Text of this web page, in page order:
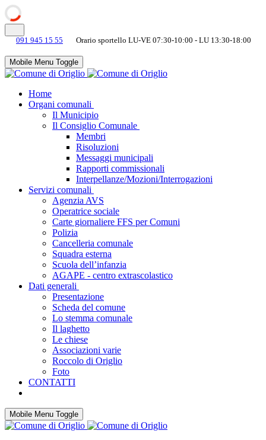
091 945 15 55 Orario sportello LU-VE 07:30-10:00 - LU 13:30-18:00
Mobile Menu Toggle
Home
Organi comunali
Il Municipio
Il Consiglio Comunale
Membri
Risoluzioni
Messaggi municipali
Rapporti commissionali
Interpellanze/Mozioni/Interrogazioni
Servizi comunali
Agenzia AVS
Operatrice sociale
Carte giornaliere FFS per Comuni
Polizia
Cancelleria comunale
Squadra esterna
Scuola dell’infanzia
AGAPE - centro extrascolastico
Dati generali
Presentazione
Scheda del comune
Lo stemma comunale
Il laghetto
Le chiese
Associazioni varie
Roccolo di Origlio
Foto
CONTATTI
Mobile Menu Toggle